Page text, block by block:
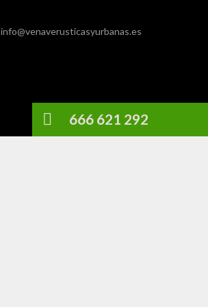
info@venaverusticasyurbanas.es
666 621 292